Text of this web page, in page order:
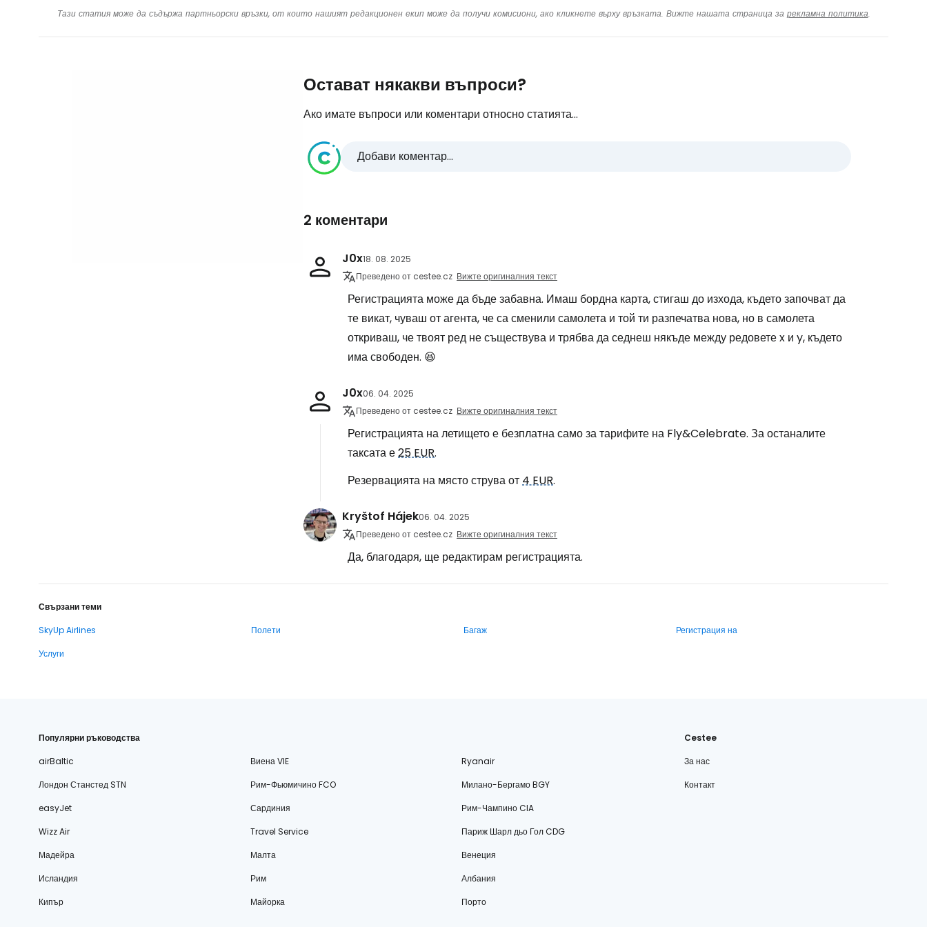
Тази статия може да съдържа партньорски връзки, от които нашият редакционен екип може да получи комисиони, ако кликнете върху връзката. Вижте нашата страница за рекламна политика.
Остават някакви въпроси?
Ако имате въпроси или коментари относно статията...
Добави коментар...
2 коментари
J0x18. 08. 2025
Преведено от cestee.cz Вижте оригиналния текст
Регистрацията може да бъде забавна. Имаш бордна карта, стигаш до изхода, където започват да
те викат, чуваш от агента, че са сменили самолета и той ти разпечатва нова, но в самолета
откриваш, че твоят ред не съществува и трябва да седнеш някъде между редовете x и y, където
има свободен. 😆
J0x06. 04. 2025
Преведено от cestee.cz Вижте оригиналния текст
Регистрацията на летището е безплатна само за тарифите на Fly&Celebrate. За останалите
таксата е25 EUR.
Резервацията на място струва от4 EUR.
Kryštof Hájek06. 04. 2025
Преведено от cestee.cz Вижте оригиналния текст
Да, благодаря, ще редактирам регистрацията.
Свързани теми
SkyUp Airlines
Полети Багаж
Регистрация на
Услуги
Популярни ръководства
airBaltic
Виена VIE
Ryanair
Лондон Станстед STN
Рим-Фьюмичино FCO
Милано-Бергамо BGY
easyJet
Сардиния
Рим-Чампино CIA
Wizz Air
Travel Service
Париж Шарл дьо Гол CDG
Мадейра
Малта
Венеция
Исландия
Рим
Албания
Кипър
Майорка Порто
Cestee
За нас
Контакт